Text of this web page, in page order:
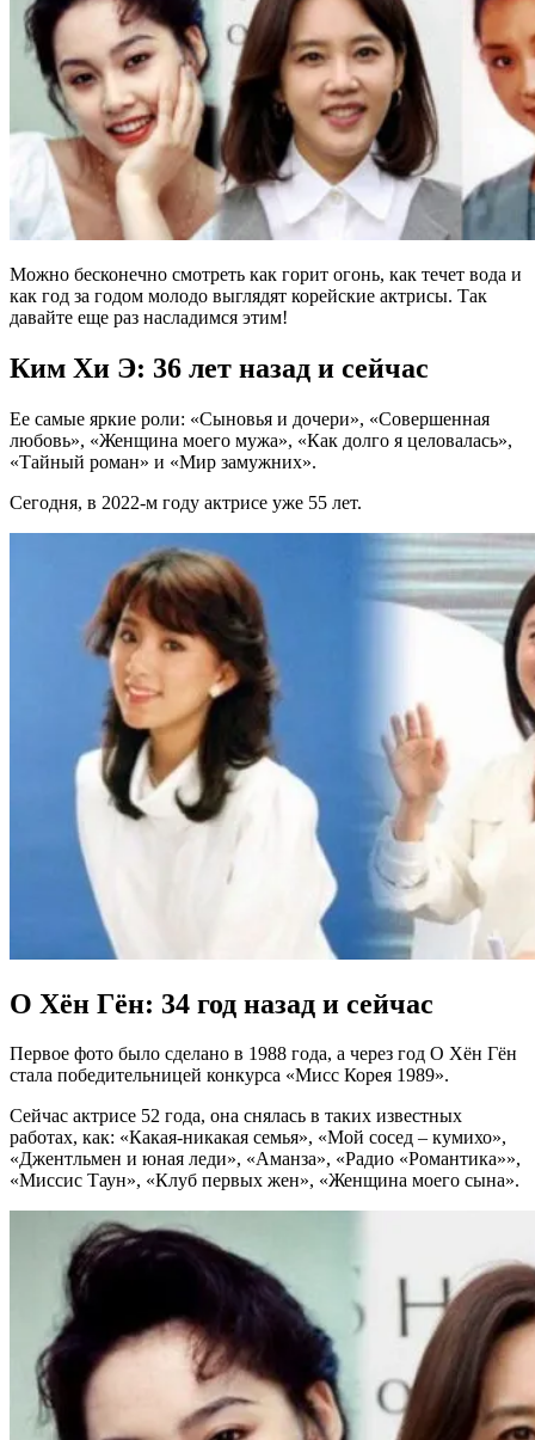
Можно бесконечно смотреть как горит огонь, как течет вода и
как год за годом молодо выглядят корейские актрисы. Так
давайте еще раз насладимся этим!
Ким Хи Э: 36 лет назад и сейчас
Ее самые яркие роли: «Сыновья и дочери», «Совершенная
любовь», «Женщина моего мужа», «Как долго я целовалась»,
«Тайный роман» и «Мир замужних».
Сегодня, в 2022-м году актрисе уже 55 лет.
О Хён Гён: 34 год назад и сейчас
Первое фото было сделано в 1988 года, а через год О Хён Гён
стала победительницей конкурса «Мисс Корея 1989».
Сейчас актрисе 52 года, она снялась в таких известных
работах, как: «Какая-никакая семья», «Мой сосед – кумихо»,
«Джентльмен и юная леди», «Аманза», «Радио «Романтика»»,
«Миссис Таун», «Клуб первых жен», «Женщина моего сына».